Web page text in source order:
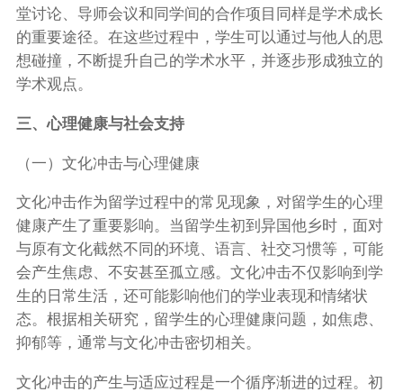
堂讨论、导师会议和同学间的合作项目同样是学术成长
的重要途径。在这些过程中，学生可以通过与他人的思
想碰撞，不断提升自己的学术水平，并逐步形成独立的
学术观点。
三、心理健康与社会支持
（一）文化冲击与心理健康
文化冲击作为留学过程中的常见现象，对留学生的心理
健康产生了重要影响。当留学生初到异国他乡时，面对
与原有文化截然不同的环境、语言、社交习惯等，可能
会产生焦虑、不安甚至孤立感。文化冲击不仅影响到学
生的日常生活，还可能影响他们的学业表现和情绪状
态。根据相关研究，留学生的心理健康问题，如焦虑、
抑郁等，通常与文化冲击密切相关。
文化冲击的产生与适应过程是一个循序渐进的过程。初